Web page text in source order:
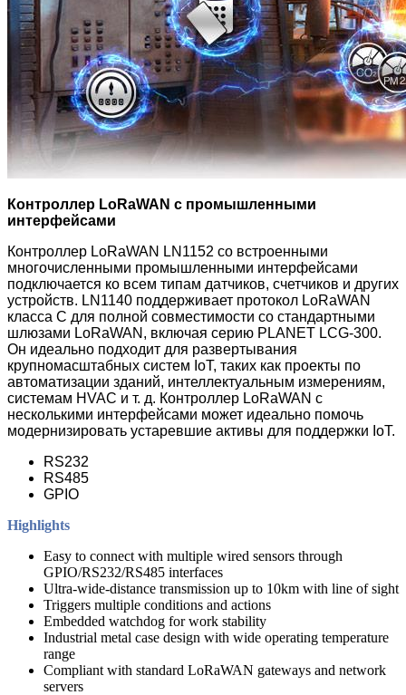
Контроллер LoRaWAN с промышленными
интерфейсами
Контроллер LoRaWAN LN1152 со встроенными
многочисленными промышленными интерфейсами
подключается ко всем типам датчиков, счетчиков и других
устройств. LN1140 поддерживает протокол LoRaWAN
класса C для полной совместимости со стандартными
шлюзами LoRaWAN, включая серию PLANET LCG-300.
Он идеально подходит для развертывания
крупномасштабных систем IoT, таких как проекты по
автоматизации зданий, интеллектуальным измерениям,
системам HVAC и т. д. Контроллер LoRaWAN с
несколькими интерфейсами может идеально помочь
модернизировать устаревшие активы для поддержки IoT.
RS232
RS485
GPIO
Highlights
Easy to connect with multiple wired sensors through
GPIO/RS232/RS485 interfaces
Ultra-wide-distance transmission up to 10km with line of sight
Triggers multiple conditions and actions
Embedded watchdog for work stability
Industrial metal case design with wide operating temperature
range
Compliant with standard LoRaWAN gateways and network
servers